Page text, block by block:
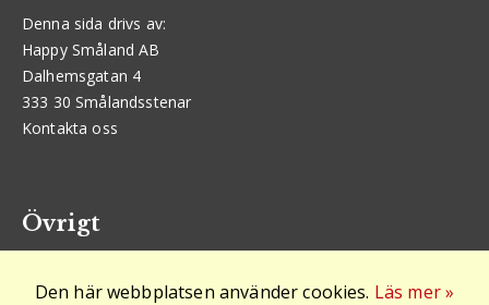
Denna sida drivs av:
Happy Småland AB
Dalhemsgatan 4
333 30 Smålandsstenar
Kontakta oss
Övrigt
Logga in
Den här webbplatsen använder cookies. Läs mer »